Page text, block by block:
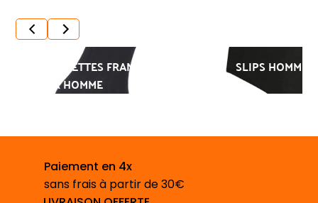
CHAUSSETTES FRANÇAISES
POUR HOMME
SLIPS HOMME
Paiement en 4x
sans frais à partir de 30€